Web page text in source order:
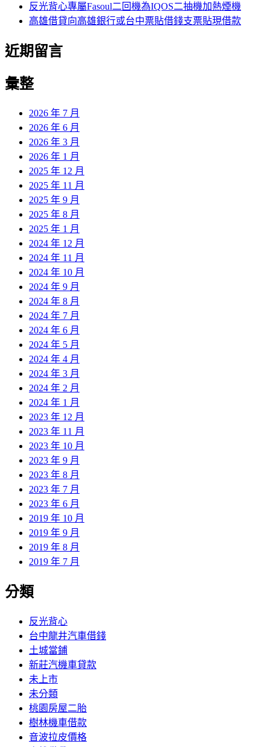
反光背心專屬Fasoul二回機為IQOS二抽機加熱煙機
高雄借貸向高雄銀行或台中票貼借錢支票貼現借款
近期留言
彙整
2026 年 7 月
2026 年 6 月
2026 年 3 月
2026 年 1 月
2025 年 12 月
2025 年 11 月
2025 年 9 月
2025 年 8 月
2025 年 1 月
2024 年 12 月
2024 年 11 月
2024 年 10 月
2024 年 9 月
2024 年 8 月
2024 年 7 月
2024 年 6 月
2024 年 5 月
2024 年 4 月
2024 年 3 月
2024 年 2 月
2024 年 1 月
2023 年 12 月
2023 年 11 月
2023 年 10 月
2023 年 9 月
2023 年 8 月
2023 年 7 月
2023 年 6 月
2019 年 10 月
2019 年 9 月
2019 年 8 月
2019 年 7 月
分類
反光背心
台中龍井汽車借錢
土城當鋪
新莊汽機車貸款
未上市
未分類
桃園房屋二胎
樹林機車借款
音波拉皮價格